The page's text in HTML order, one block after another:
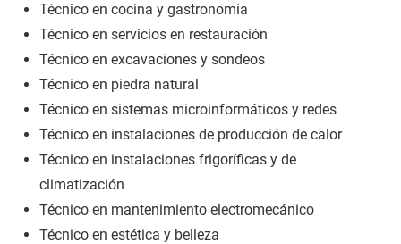
Técnico en cocina y gastronomía
Técnico en servicios en restauración
Técnico en excavaciones y sondeos
Técnico en piedra natural
Técnico en sistemas microinformáticos y redes
Técnico en instalaciones de producción de calor
Técnico en instalaciones frigoríficas y de
climatización
Técnico en mantenimiento electromecánico
Técnico en estética y belleza